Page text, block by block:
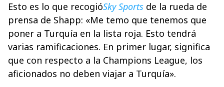
Esto es lo que recogióSky Sports de la rueda de
prensa de Shapp: «Me temo que tenemos que
poner a Turquía en la lista roja. Esto tendrá
varias ramificaciones. En primer lugar, significa
que con respecto a la Champions League, los
aficionados no deben viajar a Turquía».